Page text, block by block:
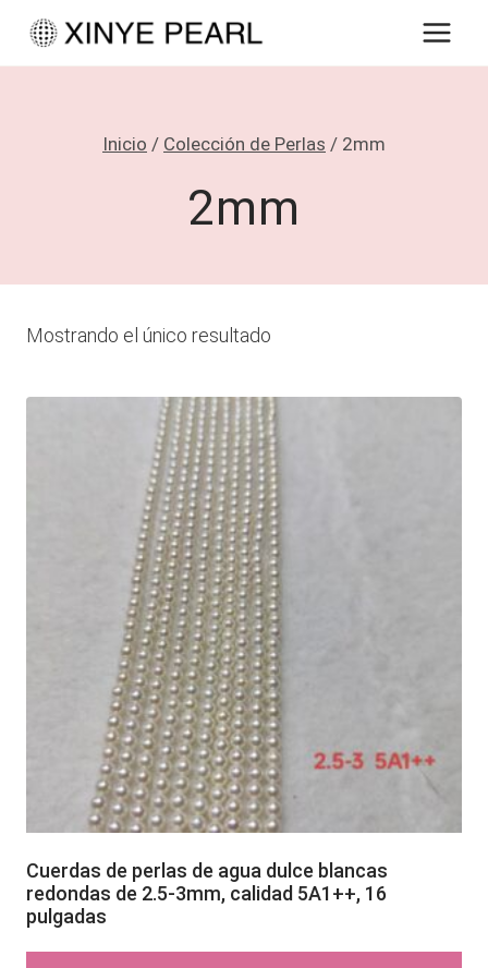
Saltar
Inicio / Colección de Perlas / 2mm
2mm
Mostrando el único resultado
Cuerdas de perlas de agua dulce blancas
redondas de 2.5-3mm, calidad 5A1++, 16
pulgadas